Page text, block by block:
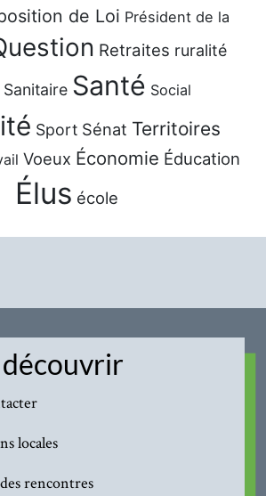
de Loi Président de la
Retraites ruralité
Sanitaire Santé Social
Sport Sénat Territoires
Voeux Économie Éducation
Élus école
locales
rencontres